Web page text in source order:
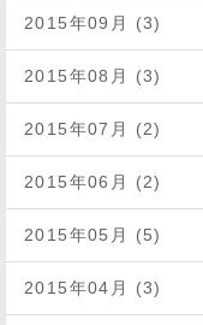
2015年09月 (3)
2015年08月 (3)
2015年07月 (2)
2015年06月 (2)
2015年05月 (5)
2015年04月 (3)